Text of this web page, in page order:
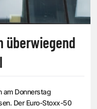
überwiegend
am Donnerstag
Der Euro-Stoxx-50